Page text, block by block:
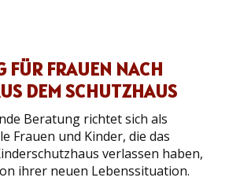
FÜR FRAUEN NACH
DEM SCHUTZHAUS
Beratung richtet sich als
Frauen und Kinder, die das
verlassen haben,
ihrer neuen Lebenssituation.